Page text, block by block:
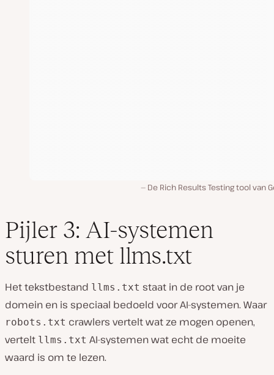
De Rich Results Testing tool van
Pijler 3: AI-systemen
sturen met llms.txt
Het tekstbestand llms.txt staat in de root van je
domein en is speciaal bedoeld voor AI-systemen. Waar
robots.txt crawlers vertelt wat ze mogen openen,
vertelt llms.txt AI-systemen wat echt de moeite
waard is om te lezen.